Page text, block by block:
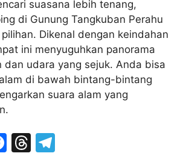
suasana lebih tenang,
di Gunung Tangkuban Perahu
Dikenal dengan keindahan
ini menyuguhkan panorama
dan udara yang sejuk. Anda bisa
di bawah bintang-bintang
suara alam yang
F
T